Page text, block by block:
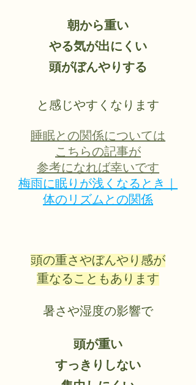
朝から重い
やる気が出にくい
頭がぼんやりする
と感じやすくなります
睡眠との関係については
こちらの記事が
参考になれば幸いです
梅雨に眠りが浅くなるとき｜
体のリズムとの関係
頭の重さやぼんやり感が
重なることもあります
暑さや湿度の影響で
頭が重い
すっきりしない